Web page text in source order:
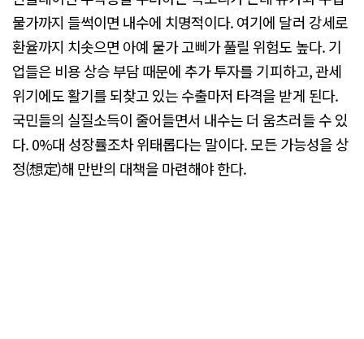
물가까지 들썩이면 내수에 치명적이다. 여기에 달러 강세로
환율까지 치솟으면 아예 물가 고삐가 풀릴 위험도 높다. 기
업들은 비용 상승 부담 때문에 추가 투자를 기피하고, 관세
위기에도 활기를 되찾고 있는 수출마저 타격을 받게 된다.
국민들의 실질소득이 줄어들면서 내수는 더 움츠러들 수 있
다. 0%대 성장률조차 위태롭다는 말이다. 모든 가능성을 상
정(想定)해 만반의 대책을 마련해야 한다.